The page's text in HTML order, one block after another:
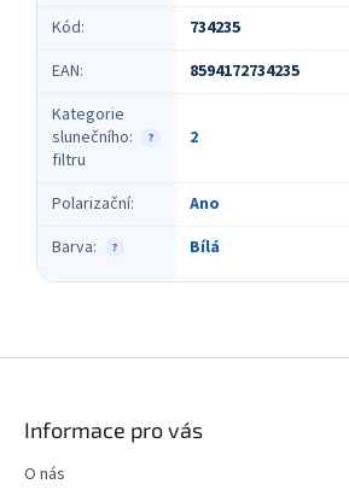
Kód:
734235
EAN: 8594172734235
?
Kategorie
slunečního
filtru
: 2
Polarizační: Ano
?
Barva: Bílá
Informace pro vás
O nás